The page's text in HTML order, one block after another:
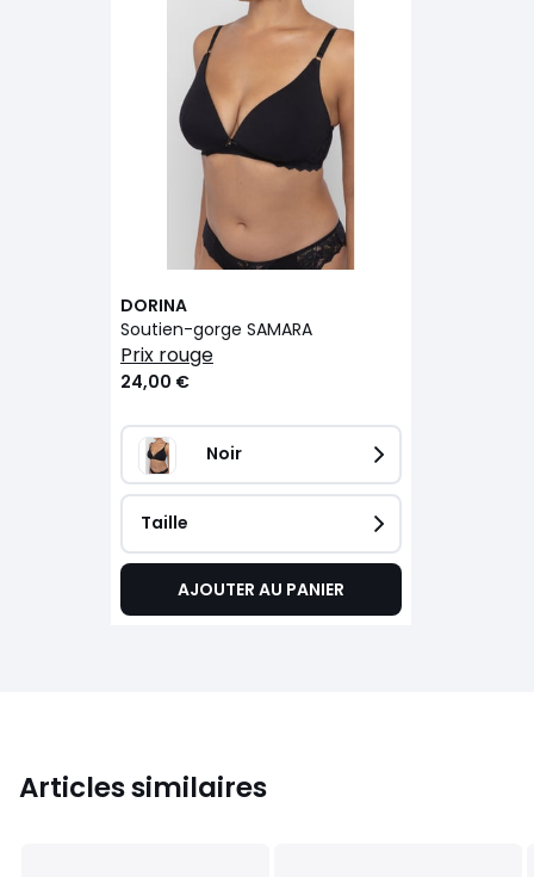
DORINA
Soutien-gorge SAMARA
prix rouge
24,00 €
Noir
Taille
AJOUTER AU PANIER
Articles similaires